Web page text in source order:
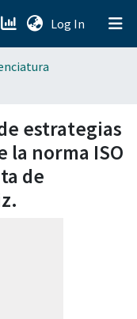
Log In (current)
estrategias
la norma ISO
de